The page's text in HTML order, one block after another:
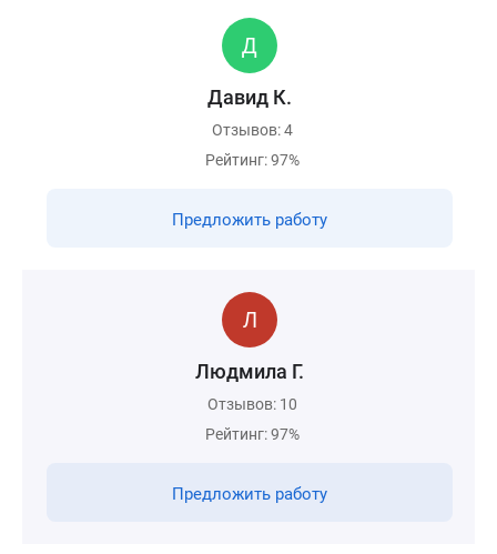
Давид К.
Отзывов: 4
Рейтинг: 97%
Предложить работу
Людмила Г.
Отзывов: 10
Рейтинг: 97%
Предложить работу